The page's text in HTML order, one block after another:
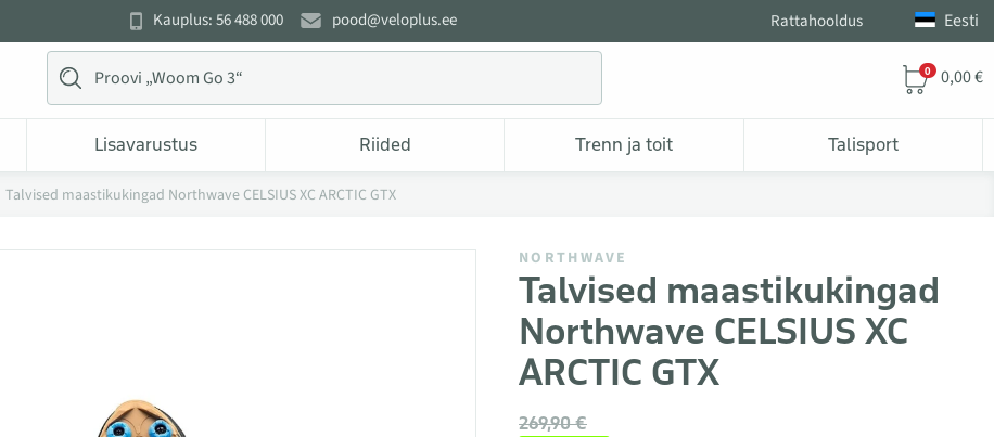
Kauplus: 56 488 000 pood@veloplus.ee Rattahooldus Eesti
0 0,00 €
Lisavarustus Riided Trenn ja toit Talisport
Talvised maastikukingad Northwave CELSIUS XC ARCTIC GTX
NORTHWAVE
Talvised maastikukingad
Northwave CELSIUS XC
ARCTIC GTX
269,90 €